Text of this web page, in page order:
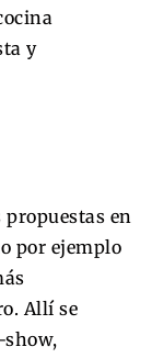
y
en
por ejemplo
Allí se
show,